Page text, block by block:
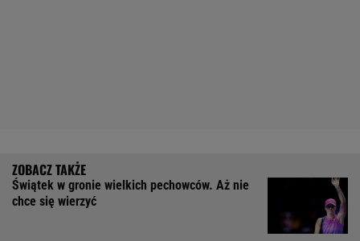
Świątek w gronie wielkich pechowców. Aż nie
chce się wierzyć